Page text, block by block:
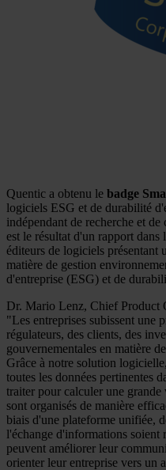
Quentic a obtenu le badge
logiciels ESG et de durabilité
indépendant de recherche et de
est le résultat d'un rapport
éditeurs de logiciels présentant
matière de gestion
d'entreprise (ESG) et de
Dr. Mario Lenz, Chief Product
"Les entreprises subissent une
régulateurs, des clients, des
gouvernementales en matière
Grâce à notre solution
toutes les données pertinentes
traiter pour calculer une
sont organisés de manière
biais d'une plateforme unifiée,
l'échange d'informations soient
peuvent améliorer leur
orienter leur entreprise vers un